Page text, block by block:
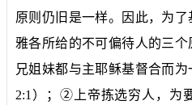
原则仍旧是一样。因此，为
雅各所给的不可偏待人的三
兄姐妹都与主耶稣基督合而
2:1 ）；②上帝拣选穷人，为